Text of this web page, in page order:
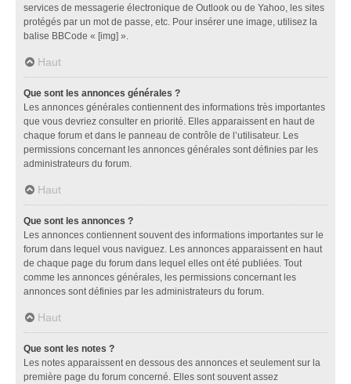
services de messagerie électronique de Outlook ou de Yahoo, les sites
protégés par un mot de passe, etc. Pour insérer une image, utilisez la
balise BBCode « [img] ».
Haut
Que sont les annonces générales ?
Les annonces générales contiennent des informations très importantes
que vous devriez consulter en priorité. Elles apparaissent en haut de
chaque forum et dans le panneau de contrôle de l’utilisateur. Les
permissions concernant les annonces générales sont définies par les
administrateurs du forum.
Haut
Que sont les annonces ?
Les annonces contiennent souvent des informations importantes sur le
forum dans lequel vous naviguez. Les annonces apparaissent en haut
de chaque page du forum dans lequel elles ont été publiées. Tout
comme les annonces générales, les permissions concernant les
annonces sont définies par les administrateurs du forum.
Haut
Que sont les notes ?
Les notes apparaissent en dessous des annonces et seulement sur la
première page du forum concerné. Elles sont souvent assez